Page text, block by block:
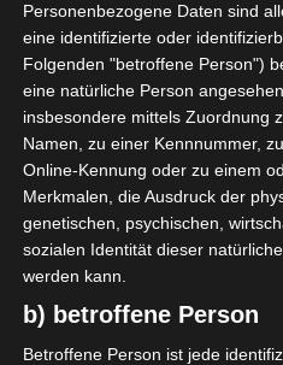
AUFSTELLUNGEN
Stade Tunisien (ST)
9 O B. Mejri
Avenir
3 D A. Ben
Personenbezogene Daten sind
eine identifizierte oder
Folgenden "betroffene Person")
eine natürliche Person
insbesondere mittels Zuordnung
Namen, zu einer Kennnummer,
Online-Kennung oder zu einem
Merkmalen, die Ausdruck der
genetischen, psychischen,
sozialen Identität dieser
werden kann.
b) betroffene Person
Betroffene Person ist jede